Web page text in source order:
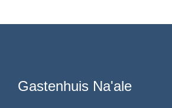
Gastenhuis Na'ale